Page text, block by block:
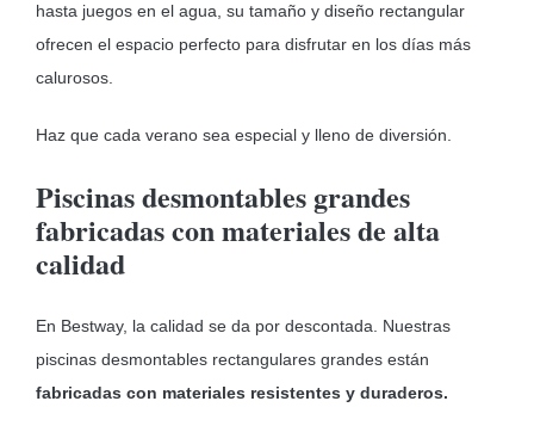
hasta juegos en el agua, su tamaño y diseño rectangular
ofrecen el espacio perfecto para disfrutar en los días más
calurosos.
Haz que cada verano sea especial y lleno de diversión.
Piscinas desmontables grandes
fabricadas con materiales de alta
calidad
En Bestway, la calidad se da por descontada. Nuestras
piscinas desmontables rectangulares grandes están
fabricadas con materiales resistentes y duraderos.